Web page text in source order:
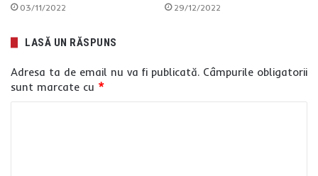
03/11/2022 29/12/2022
LASĂ UN RĂSPUNS
Adresa ta de email nu va fi publicată. Câmpurile obligatorii
sunt marcate cu *